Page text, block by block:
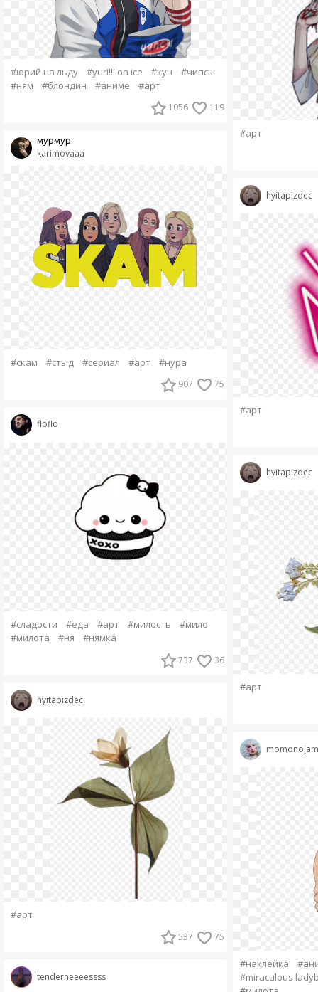
#юрий на льду #yuri!!! on ice #кун
#чипсы
#ням
#блондин #аниме #арт
1056 119
karimovaaa
мурмур
#скам #стыд #сериал #арт #нура
907 75
floflo
#сладости #еда #арт #милость
#мило
#милота
#ня #нямка
737 36
hyitapizdec
#арт
537 75
tenderneeeessss
#арт
hyitapizdec
#арт
hyitapizdec
#арт
#наклейка
#miraculous